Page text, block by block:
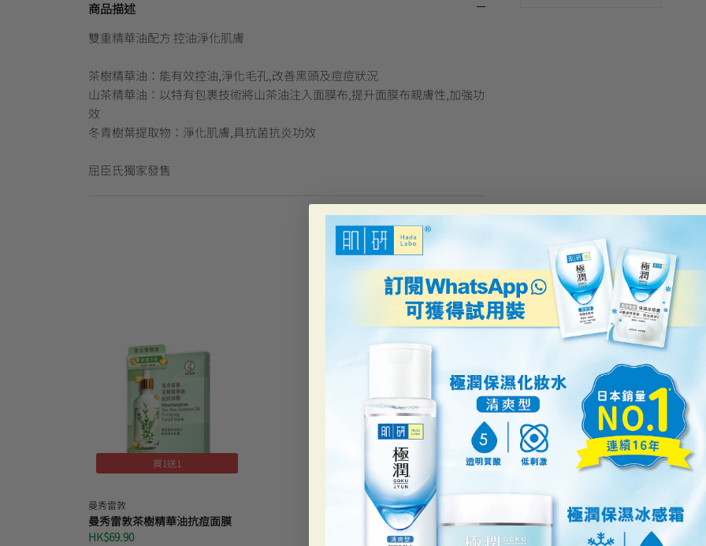
商品描述
雙重精華油配方 控油淨化肌膚
茶樹精華油：能有效控油,淨化毛孔,改善黑頭及痘痘狀況
山茶精華油：以特有包裹技術將山茶油注入面膜布,提升面膜布親膚性,加強功
效
冬青樹葉提取物：淨化肌膚,具抗菌抗炎功效
屈臣氏獨家發售
最近瀏覽過的
買1送1
曼秀雷敦
曼秀雷敦茶樹精華油抗痘面膜
HK$69.90